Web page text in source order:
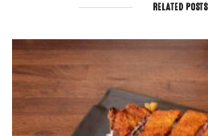
RELATED POSTS